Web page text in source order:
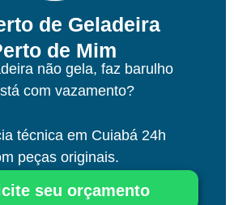
de Geladeira
de Mim
não gela, faz barulho
com vazamento?
técnica em Cuiabá 24h
peças originais.
seu orçamento